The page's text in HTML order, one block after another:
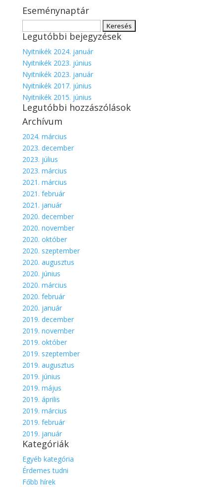
Eseménynaptár
Legutóbbi bejegyzések
Nyitnikék 2024. január
Nyitnikék 2023. június
Nyitnikék 2023. január
Nyitnikék 2017. június
Nyitnikék 2015. június
Legutóbbi hozzászólások
Archívum
2024. március
2023. december
2023. július
2023. március
2021. március
2021. február
2021. január
2020. december
2020. november
2020. október
2020. szeptember
2020. augusztus
2020. június
2020. március
2020. február
2020. január
2019. december
2019. november
2019. október
2019. szeptember
2019. augusztus
2019. június
2019. május
2019. április
2019. március
2019. február
2019. január
Kategóriák
Egyéb kategória
Érdemes tudni
Főbb hírek